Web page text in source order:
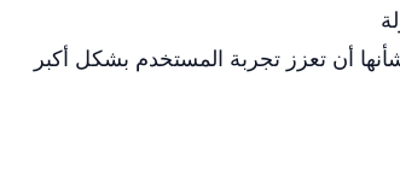
أن تعزز تجربة المستخدم بشكل أكبر